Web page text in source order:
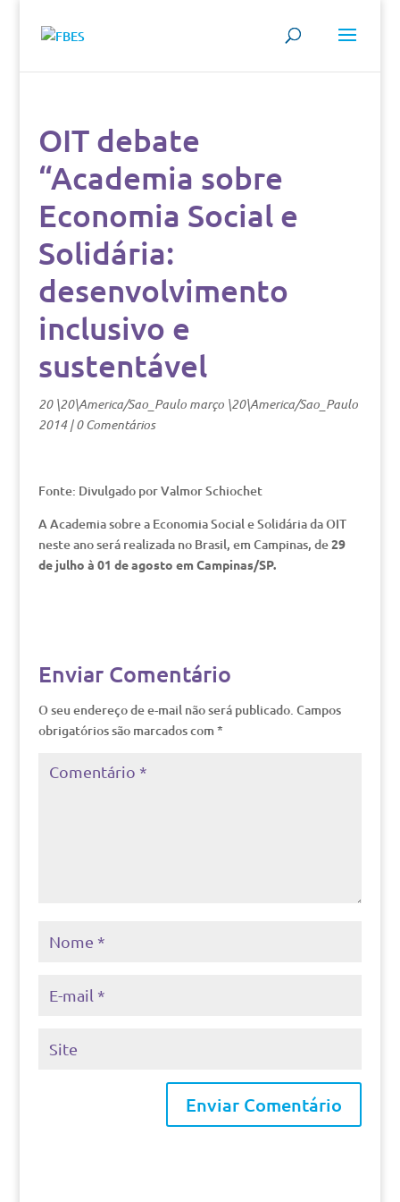
OIT debate
“Academia sobre
Economia Social e
Solidária:
desenvolvimento
inclusivo e
sustentável
20 \20\America/Sao_Paulo março \20\America/Sao_Paulo
2014|0 Comentários
Fonte: Divulgado por Valmor Schiochet
A Academia sobre a Economia Social e Solidária da OIT
neste ano será realizada no Brasil, em Campinas, de29
de julho à 01 de agosto em Campinas/SP.
Enviar Comentário
O seu endereço de e-mail não será publicado. Campos
obrigatórios são marcados com *